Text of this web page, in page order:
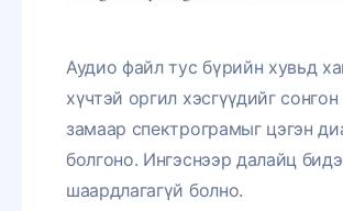
Аудио файл тус бүрийн хувьд
хүчтэй оргил хэсгүүдийг сонгон
замаар спектрограмыг цэгэн
болгоно. Ингэснээр далайц
шаардлагагүй болно.